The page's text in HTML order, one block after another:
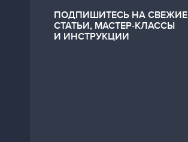
ПОДПИШИТЕСЬ НА СВЕЖИЕ
СТАТЬИ, МАСТЕР-КЛАССЫ
И ИНСТРУКЦИИ